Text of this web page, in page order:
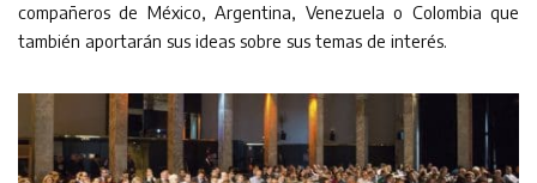
compañeros de México, Argentina, Venezuela o Colombia que
también aportarán sus ideas sobre sus temas de interés.